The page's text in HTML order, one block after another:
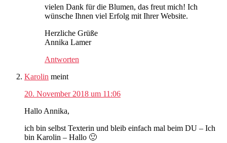
vielen Dank für die Blumen, das freut mich! Ich
wünsche Ihnen viel Erfolg mit Ihrer Website.
Herzliche Grüße
Annika Lamer
Antworten
Karolin meint
20. November 2018 um 11:06
Hallo Annika,
ich bin selbst Texterin und bleib einfach mal beim DU – Ich
bin Karolin – Hallo 🙂